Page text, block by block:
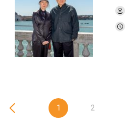
1 2